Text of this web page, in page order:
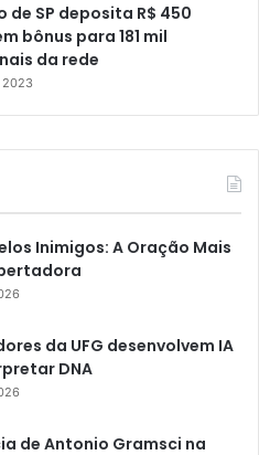
de SP deposita R$ 450
bônus para 181 mil
da rede
Inimigos: A Oração Mais
da UFG desenvolvem IA
DNA
de Antonio Gramsci na